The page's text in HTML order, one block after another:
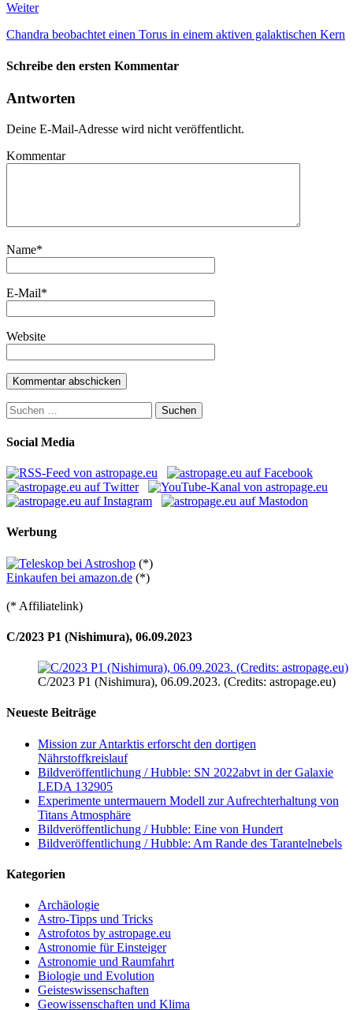
Weiter
Chandra beobachtet einen Torus in einem aktiven galaktischen Kern
Schreibe den ersten Kommentar
Antworten
Deine E-Mail-Adresse wird nicht veröffentlicht.
Kommentar
Name*
E-Mail*
Website
Suchen
nach:
Social Media
Werbung
(*)
Einkaufen bei amazon.de (*)
(* Affiliatelink)
C/2023 P1 (Nishimura), 06.09.2023
C/2023 P1 (Nishimura), 06.09.2023. (Credits: astropage.eu)
Neueste Beiträge
Mission zur Antarktis erforscht den dortigen
Nährstoffkreislauf
Bildveröffentlichung / Hubble: SN 2022abvt in der Galaxie
LEDA 132905
Experimente untermauern Modell zur Aufrechterhaltung von
Titans Atmosphäre
Bildveröffentlichung / Hubble: Eine von Hundert
Bildveröffentlichung / Hubble: Am Rande des Tarantelnebels
Kategorien
Archäologie
Astro-Tipps und Tricks
Astrofotos by astropage.eu
Astronomie für Einsteiger
Astronomie und Raumfahrt
Biologie und Evolution
Geisteswissenschaften
Geowissenschaften und Klima